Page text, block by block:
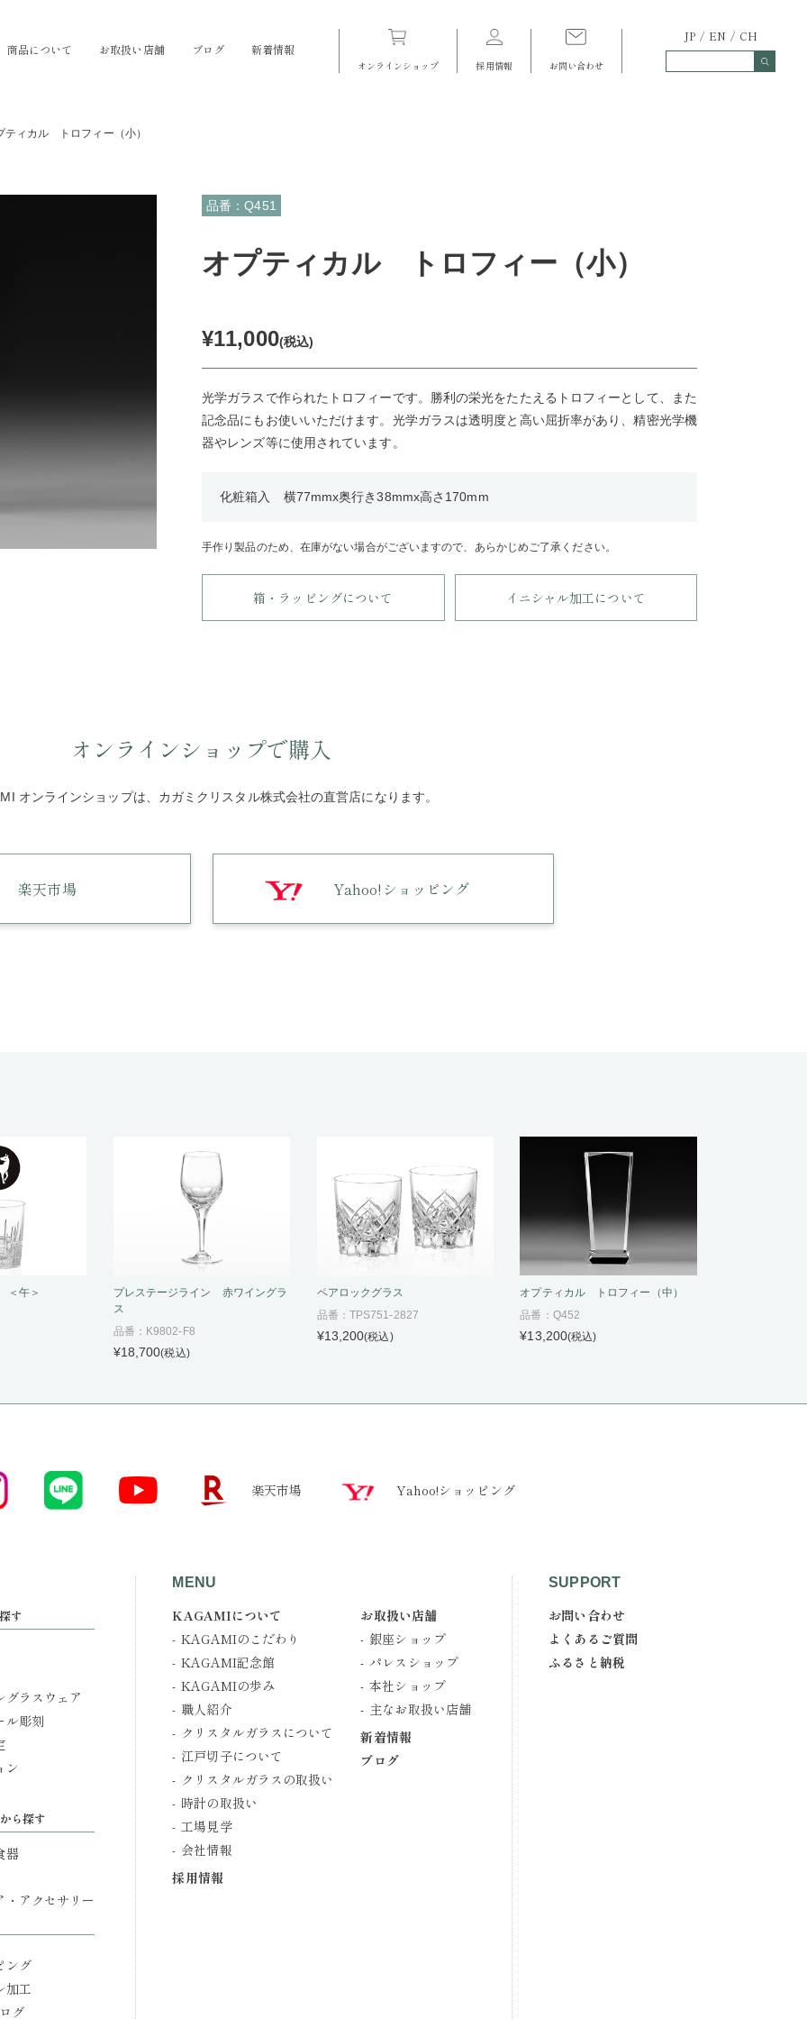
商品について お取扱い店舗 ブログ 新着情報
オンラインショップ 採用情報 お問い合わせ
JP EN CH
ティカル トロフィー（小）
品番：Q451
オプティカル トロフィー（小）
¥11,000(税込)
光学ガラスで作られたトロフィーです。勝利の栄光をたたえるトロフィーとして、また
記念品にもお使いいただけます。光学ガラスは透明度と高い屈折率があり、精密光学機
器やレンズ等に使用されています。
化粧箱入 横77mmx奥行き38mmx高さ170mm
手作り製品のため、在庫がない場合がございますので、あらかじめご了承ください。
箱・ラッピングについて イニシャル加工について
オンラインショップで購入
オンラインショップは、カガミクリスタル株式会社の直営店になります。
楽天市場 Yahoo!ショッピング
＜午＞
プレステージライン 赤ワイングラ
ス
品番：K9802-F8
¥18,700(税込)
ペアロックグラス
品番：TPS751-2827
¥13,200(税込)
オプティカル トロフィー（中）
品番：Q452
¥13,200(税込)
楽天市場 Yahoo!ショッピング
す
グラスウェア
ル彫刻
ン
ら探す
器
・アクセサリー
ング
加工
グ
MENU
KAGAMIについて
KAGAMIのこだわり
KAGAMI記念館
KAGAMIの歩み
職人紹介
クリスタルガラスについて
江戸切子について
クリスタルガラスの取扱い
時計の取扱い
工場見学
会社情報
採用情報
お取扱い店舗
銀座ショップ
パレスショップ
本社ショップ
主なお取扱い店舗
新着情報
ブログ
SUPPORT
お問い合わせ
よくあるご質問
ふるさと納税